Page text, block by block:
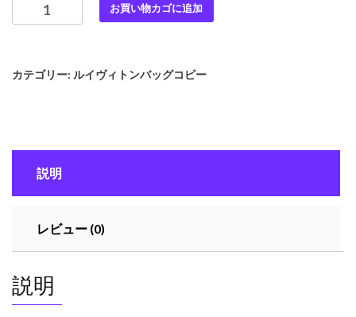
高
イ
ー
コ
ー
ル
お買い物カゴに追加
カテゴリー: ルイヴィトンバッグコピー
説明
レビュー (0)
説明